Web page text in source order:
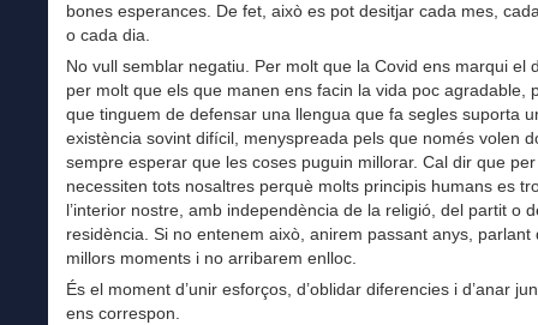
bones esperances. De fet, això es pot desitjar cada mes,
o cada dia.
No vull semblar negatiu. Per molt que la Covid ens marqui el
per molt que els que manen ens facin la vida poc agradable,
que tinguem de defensar una llengua que fa segles suporta
existència sovint difícil, menyspreada pels que només volen
sempre esperar que les coses puguin millorar. Cal dir que
necessiten tots nosaltres perquè molts principis humans es
l’interior nostre, amb independència de la religió, del partit o
residència. Si no entenem això, anirem passant anys, parlant
millors moments i no arribarem enlloc.
És el moment d’unir esforços, d’oblidar diferencies i d’anar
ens correspon.